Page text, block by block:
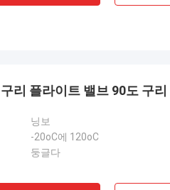
리 플라이트 밸브 90도 구
닝보
-20oC에 120oC
둥글다